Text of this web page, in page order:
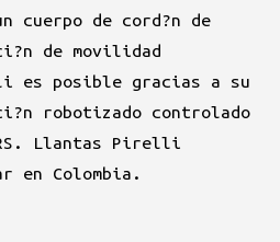
cuerpo de cord?n de
de movilidad
es posible gracias a su
robotizado controlado
Llantas Pirelli
en Colombia.